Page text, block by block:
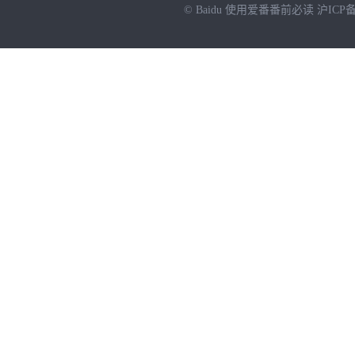
© Baidu 使用爱番番前必读 沪ICP